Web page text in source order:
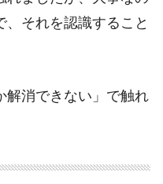
それを認識すること
解消できない」で触れ